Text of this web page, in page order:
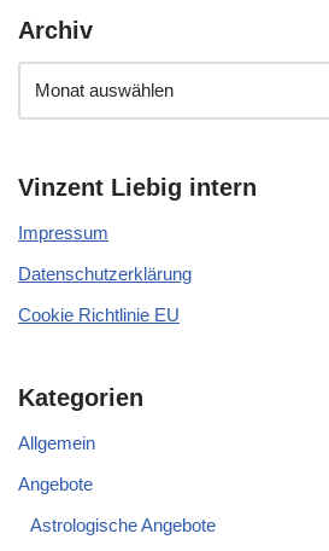
Archiv
Vinzent Liebig intern
Impressum
Datenschutzerklärung
Cookie Richtlinie EU
Kategorien
Allgemein
Angebote
Astrologische Angebote